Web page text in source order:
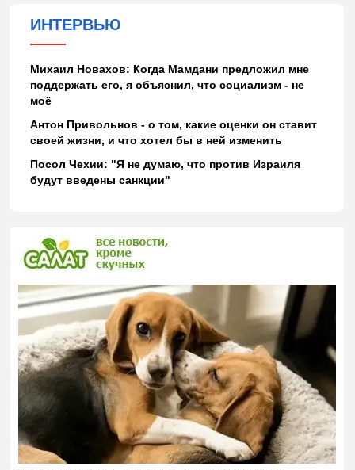
ИНТЕРВЬЮ
Михаил Новахов: Когда Мамдани предложил мне
поддержать его, я объяснил, что социализм - не
моё
Антон Привольнов - о том, какие оценки он ставит
своей жизни, и что хотел бы в ней изменить
Посол Чехии: "Я не думаю, что против Израиля
будут введены санкции"